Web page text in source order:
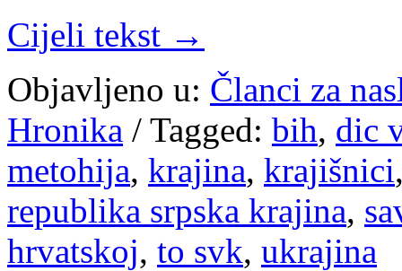
Cijeli tekst →
Objavljeno u: Članci za
Hronika / Tagged: bih, dic
metohija, krajina, krajišnici
republika srpska krajina,
hrvatskoj, to svk, ukrajina